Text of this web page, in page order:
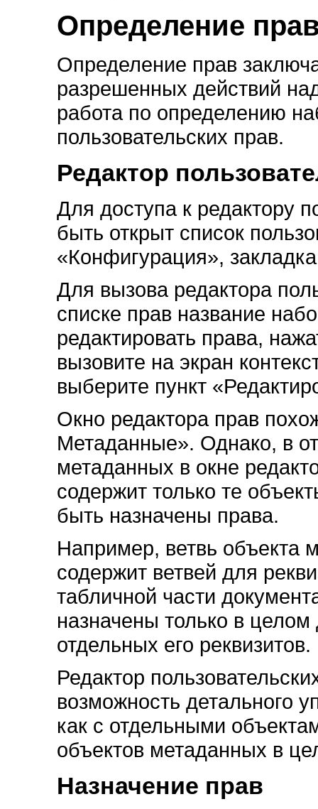
Определение
Определение прав
разрешенных действий
работа по определению
пользовательских прав.
Редактор
Для доступа к редактору
быть открыт список
«Конфигурация»,
Для вызова редактора
списке прав название
редактировать права,
вызовите на экран
выберите пункт
Окно редактора прав
Метаданные». Однако, в
метаданных в окне
содержит только те
быть назначены права.
Например, ветвь объекта
содержит ветвей для
табличной части
назначены только в
отдельных его реквизитов.
Редактор
возможность детального
как с отдельными
объектов метаданных в
Назначение прав